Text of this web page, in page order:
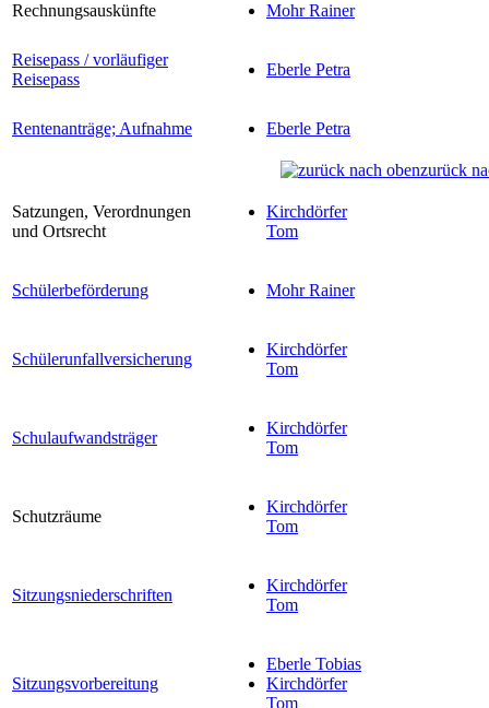
Rechnungsauskünfte Mohr Rainer
Reisepass / vorläufiger
Reisepass
Eberle Petra
Rentenanträge; Aufnahme Eberle Petra
zurück
Satzungen, Verordnungen
und Ortsrecht
Kirchdörfer
Tom
Schülerbeförderung Mohr Rainer
Schülerunfallversicherung
Kirchdörfer
Tom
Schulaufwandsträger
Kirchdörfer
Tom
Schutzräume
Kirchdörfer
Tom
Sitzungsniederschriften
Kirchdörfer
Tom
Sitzungsvorbereitung
Eberle Tobias
Kirchdörfer
Tom